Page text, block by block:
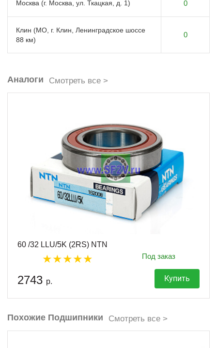
Москва (г. Москва, ул. Ткацкая, д. 1) 0
Клин (МО, г. Клин, Ленинградское шоссе
88 км)
0
Аналоги Смотреть все >
60 /32 LLU/5K (2RS) NTN
Под заказ
2743 р. Купить
Похожие Подшипники Смотреть все >